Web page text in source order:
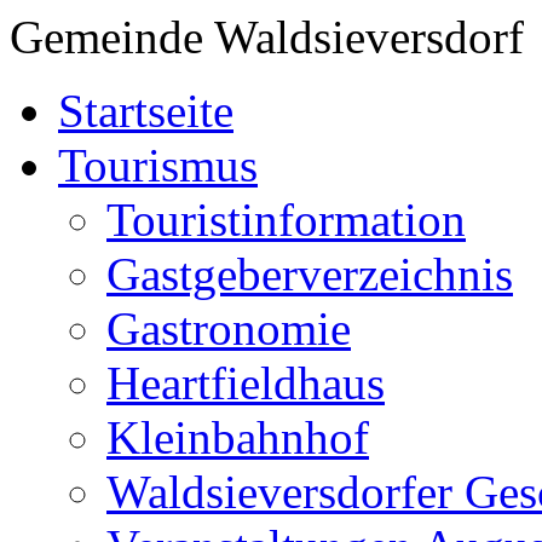
Gemeinde Waldsieversdorf
Startseite
Tourismus
Touristinformation
Gastgeberverzeichnis
Gastronomie
Heartfieldhaus
Kleinbahnhof
Waldsieversdorfer